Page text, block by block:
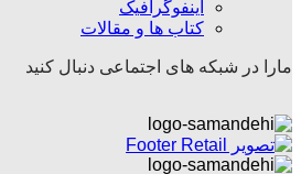
اینفوگرافیک
کتاب ها و مقالات
مارا در شبکه های اجتماعی دنبال کنید